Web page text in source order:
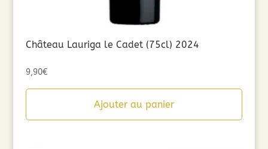
Château Lauriga le Cadet (75cl) 2024
9,90€
Ajouter au panier